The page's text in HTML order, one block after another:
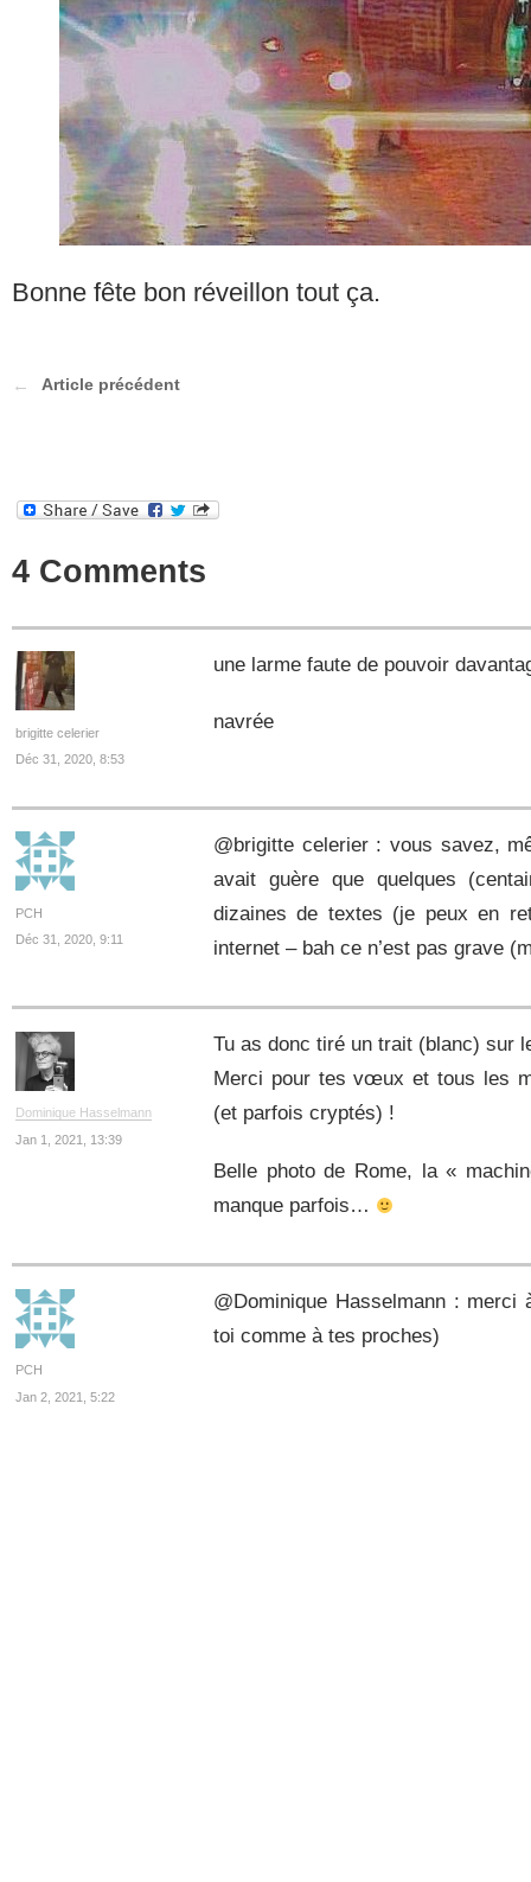
Bonne fête bon réveillon tout ça.
Article précédent
4 Comments
brigitte celerier
Déc 31, 2020, 8:53
une larme faute de pouvoir
navrée
PCH
Déc 31, 2020, 9:11
@brigitte celerier : vous savez,
avait guère que quelques
dizaines de textes (je peux en
internet – bah ce n’est pas grave
Dominique Hasselmann
Jan 1, 2021, 13:39
Tu as donc tiré un trait (blanc) sur
Merci pour tes vœux et tous les
(et parfois cryptés) !
Belle photo de Rome, la «
manque parfois…
PCH
Jan 2, 2021, 5:22
@Dominique Hasselmann :
toi comme à tes proches)